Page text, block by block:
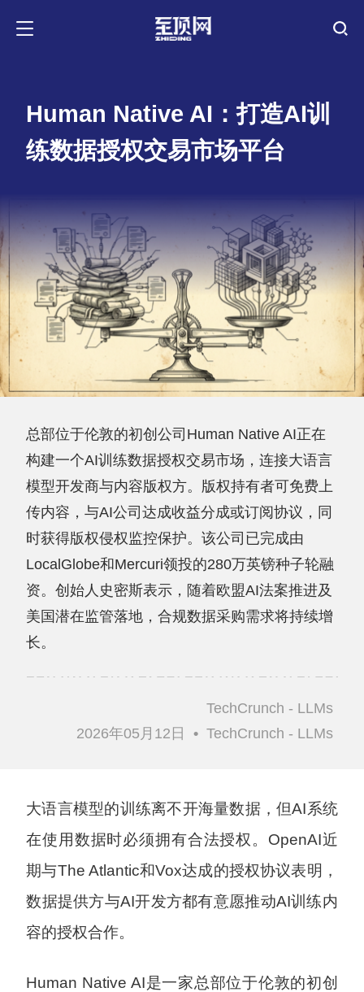
Human Native AI：打造AI训
练数据授权交易市场平台
总部位于伦敦的初创公司Human Native AI正在
构建一个AI训练数据授权交易市场，连接大语言
模型开发商与内容版权方。版权持有者可免费上
传内容，与AI公司达成收益分成或订阅协议，同
时获得版权侵权监控保护。该公司已完成由
LocalGlobe和Mercuri领投的280万英镑种子轮融
资。创始人史密斯表示，随着欧盟AI法案推进及
美国潜在监管落地，合规数据采购需求将持续增
长。
TechCrunch - LLMs
2026年05月12日
• TechCrunch - LLMs
大语言模型的训练离不开海量数据，但AI系统
在使用数据时必须拥有合法授权。OpenAI近
期与The Atlantic和Vox达成的授权协议表明，
数据提供方与AI开发方都有意愿推动AI训练内
容的授权合作。
Human Native AI是一家总部位于伦敦的初创